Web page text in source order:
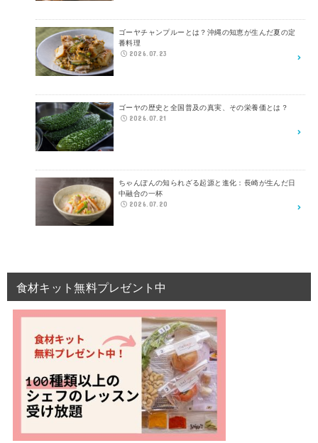
ゴーヤチャンプルーとは？沖縄の知恵が生んだ夏の定
番料理
2026.07.23
ゴーヤの歴史と全国普及の真実、その栄養価とは？
2026.07.21
ちゃんぽんの知られざる起源と進化：長崎が生んだ日
中融合の一杯
2026.07.20
食材キット無料プレゼント中